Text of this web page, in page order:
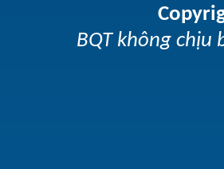
BQT không